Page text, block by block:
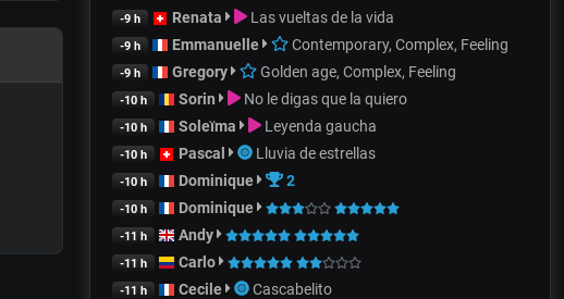
-9 h Renata Las vueltas de la vida
-9 h Emmanuelle Contemporary, Complex, Feeling
-9 h Gregory Golden age, Complex, Feeling
-10 h Sorin No le digas que la quiero
-10 h Soleïma Leyenda gaucha
-10 h Pascal Lluvia de estrellas
-10 h Dominique 2
-10 h Dominique
-11 h Andy
-11 h Carlo
-11 h Cecile Cascabelito